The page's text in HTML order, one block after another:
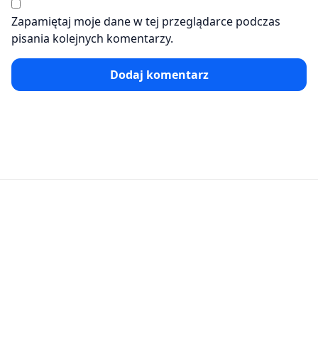
Zapamiętaj moje dane w tej przeglądarce podczas
pisania kolejnych komentarzy.
Dodaj komentarz